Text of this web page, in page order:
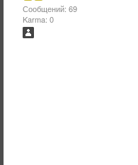
Сообщений: 69
Karma: 0